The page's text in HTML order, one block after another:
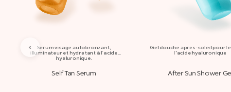
Sérum visage autobronzant,
illuminateur et hydratant à l'acide
hyaluronique.
Self Tan Serum
Gel douche après-soleil pour
l'acide hyaluronique
After Sun Shower
‹